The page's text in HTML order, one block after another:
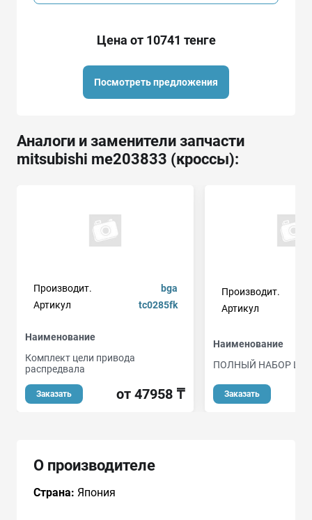
Цена от 10741 тенге
Посмотреть предложения
Аналоги и заменители запчасти
mitsubishi me203833 (кроссы):
Производит.
bga
Артикул
tc0285fk
Наименование
Комплект цели привода
распредвала
Заказать от 47958 ₸
Производит.
Артикул
Наименование
ПОЛНЫЙ НАБОР
Заказать
О производителе
Страна: Япония